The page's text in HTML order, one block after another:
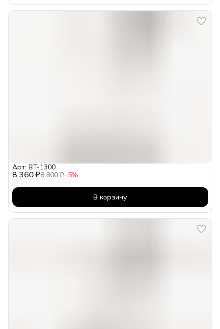
8 360 ₽8 800 ₽−5%
Арт: BT-1300
В корзину